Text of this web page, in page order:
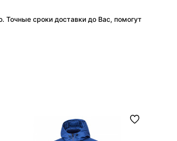
Точные сроки доставки до Вас, помогут